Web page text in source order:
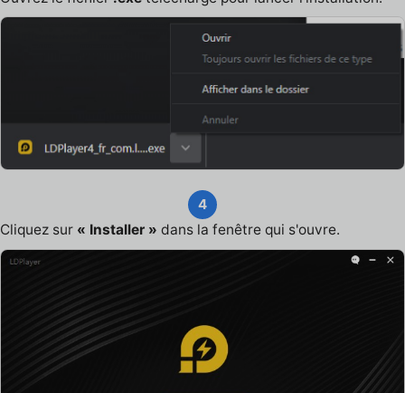
4
Cliquez sur « Installer » dans la fenêtre qui s'ouvre.